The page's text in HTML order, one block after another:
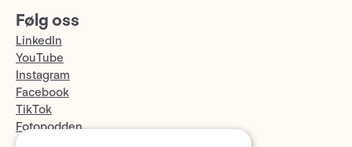
Følg oss
LinkedIn
YouTube
Instagram
Facebook
TikTok
Fotopodden